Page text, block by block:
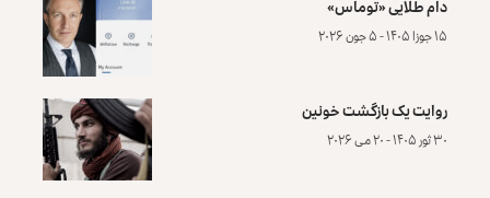
دام طلایی «توماس»
۱۵ جوزا ۱۴۰۵ - ۵ جون ۲۰۲۶
روایت یک بازگشت خونین
۳۰ ثور ۱۴۰۵ - ۲۰ می ۲۰۲۶